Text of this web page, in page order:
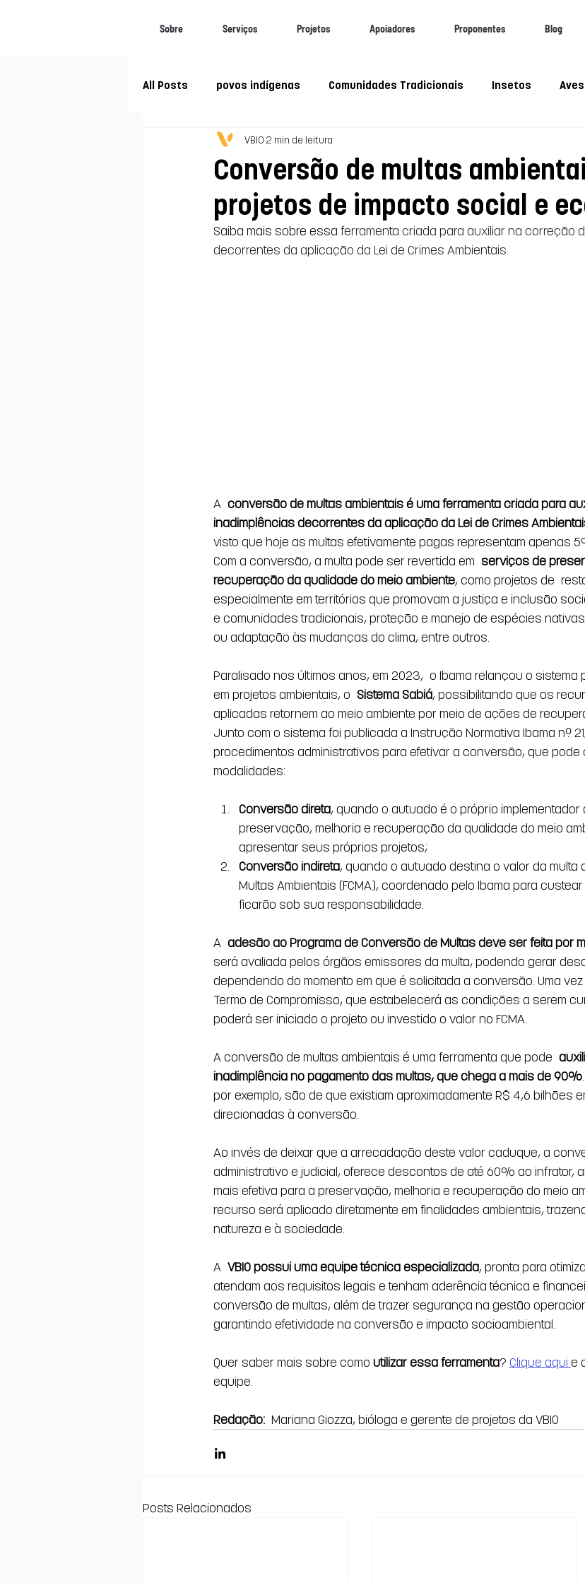
Sobre Serviços Projetos Apoiadores Proponentes Blog
All Posts povos indígenas Comunidades Tradicionais Insetos Aves
Biomas Brasileiros Sociobioeconomia
Mudanças climáticas
Conversão de multas
projetos de impacto social e
VBIO2 min de leitura
Saiba mais sobre essa ferramenta criada para auxiliar na correção
decorrentes da aplicação da Lei de Crimes Ambientais.
A conversão de multas ambientais é uma ferramenta criada para
inadimplências decorrentes da aplicação da Lei de Crimes
visto que hoje as multas efetivamente pagas representam apenas
Com a conversão, a multa pode ser revertida em serviços de
recuperação da qualidade do meio ambiente, como projetos de
especialmente em territórios que promovam a justiça e inclusão
e comunidades tradicionais, proteção e manejo de espécies
ou adaptação às mudanças do clima, entre outros.
Paralisado nos últimos anos, em 2023, o Ibama relançou o sistema
em projetos ambientais, o Sistema Sabiá, possibilitando que os
aplicadas retornem ao meio ambiente por meio de ações de
Junto com o sistema foi publicada a Instrução Normativa Ibama nº
procedimentos administrativos para efetivar a conversão, que
modalidades:
Conversão direta, quando o autuado é o próprio
preservação, melhoria e recuperação da qualidade do meio
apresentar seus próprios projetos;
Conversão indireta, quando o autuado destina o valor da multa
Multas Ambientais (FCMA), coordenado pelo Ibama para
ficarão sob sua responsabilidade.
A adesão ao Programa de Conversão de Multas deve ser feita por
será avaliada pelos órgãos emissores da multa, podendo gerar
dependendo do momento em que é solicitada a conversão. Uma
Termo de Compromisso, que estabelecerá as condições a serem
poderá ser iniciado o projeto ou investido o valor no FCMA.
A conversão de multas ambientais é uma ferramenta que pode
inadimplência no pagamento das multas, que chega a mais de 90%
por exemplo, são de que existiam aproximadamente R$ 4,6 bilhões
direcionadas à conversão.
Ao invés de deixar que a arrecadação deste valor caduque, a
administrativo e judicial, oferece descontos de até 60% ao infrator,
mais efetiva para a preservação, melhoria e recuperação do meio
recurso será aplicado diretamente em finalidades ambientais,
natureza e à sociedade.
A VBIO possui uma equipe técnica especializada, pronta para
atendam aos requisitos legais e tenham aderência técnica e
conversão de multas, além de trazer segurança na gestão
garantindo efetividade na conversão e impacto socioambiental.
Quer saber mais sobre como utilizar essa ferramenta? Clique aqui e
equipe.
Redação: Mariana Giozza, bióloga e gerente de projetos da VBIO
Posts Relacionados